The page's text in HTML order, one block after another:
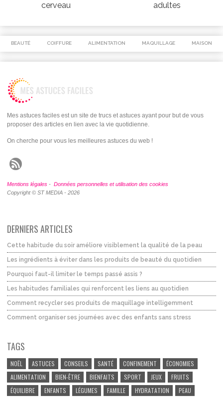
cerveau
adultes
BEAUTÉ COIFFURE ALIMENTATION MAQUILLAGE MAISON
Mes astuces faciles est un site de trucs et astuces ayant pour but de vous
proposer des articles en lien avec la vie quotidienne.
On cherche pour vous les meilleures astuces du web !
Mentions légales - Données personnelles et utilisation des cookies
Copyright © ST MEDIA - 2026
DERNIERS ARTICLES
Cette habitude du soir améliore visiblement la qualité de la peau
Les ingrédients à éviter dans les produits de beauté du quotidien
Pourquoi faut-il limiter le temps passé assis ?
Les habitudes familiales qui renforcent les liens au quotidien
Comment recycler ses produits de maquillage intelligemment
Comment organiser ses journées avec des enfants sans stress
TAGS
NOËL ASTUCES CONSEILS SANTÉ CONFINEMENT
ÉCONOMIES
ALIMENTATION
BIEN-ÊTRE BIENFAITS SPORT JEUX
FRUITS
ÉQUILIBRE
ENFANTS LÉGUMES FAMILLE HYDRATATION PEAU